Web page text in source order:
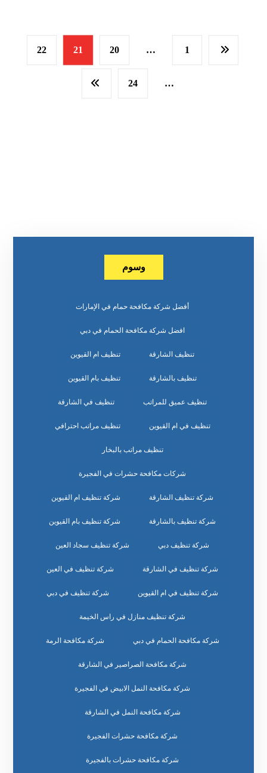
1
…
20
21
22
…
24
وسوم
أفضل شركة مكافحة حمام في الإمارات
افضل شركة مكافحة الحمام في دبي
تنظيف الشارقة تنظيف ام القيوين
تنظيف بالشارقة تنظيف بام القيوين
تنظيف عميق للمراتب تنظيف في الشارقة
تنظيف في ام القيوين تنظيف مراتب احترافي
تنظيف مراتب بالبخار
شركات مكافحة حشرات في الفجيرة
شركة تنظيف الشارقة شركة تنظيف ام القيوين
شركة تنظيف بالشارقة شركة تنظيف بام القيوين
شركة تنظيف دبي شركة تنظيف سجاد العين
شركة تنظيف في الشارقة شركة تنظيف في العين
شركة تنظيف في ام القيوين شركة تنظيف في دبي
شركة تنظيف منازل في راس الخيمة
شركة مكافحة الحمام في دبي شركة مكافحة الرمة
شركة مكافحة الصراصير في الشارقة
شركة مكافحة النمل الابيض في الفجيرة
شركة مكافحة النمل في الشارقة
شركة مكافحة حشرات الفجيرة
شركة مكافحة حشرات بالفجيرة